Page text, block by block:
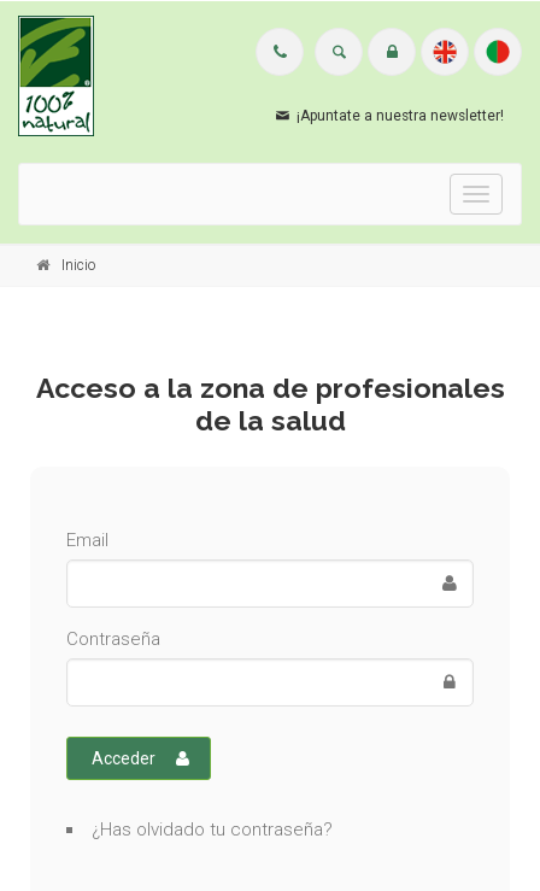
¡Apuntate a nuestra newsletter!
Menu
Inicio
Acceso a la zona de profesionales
de la salud
Email
Contraseña
Acceder
¿Has olvidado tu contraseña?